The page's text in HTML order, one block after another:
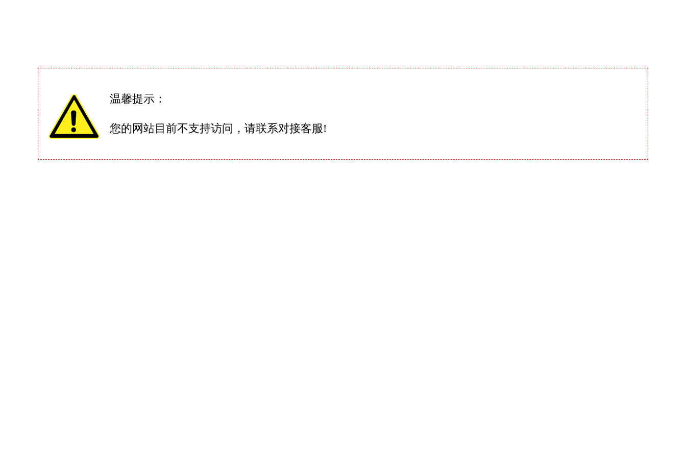
温馨提示：
您的网站目前不支持访问，请联系对接客服!